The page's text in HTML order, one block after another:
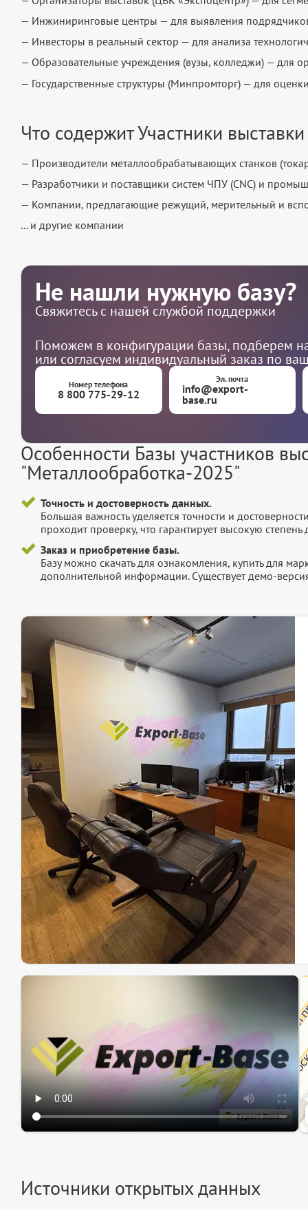
— Инжиниринговые центры — для выявления
— Инвесторы в реальный сектор — для анализа
— Образовательные учреждения (вузы, колледжи) — для
— Государственные структуры (Минпромторг) — для
Что содержит Участники
— Производители металлообрабатывающих станков
— Разработчики и поставщики систем ЧПУ (CNC) и
— Компании, предлагающие режущий, мерительный и
... и другие компании
Не нашли нужную базу?
Свяжитесь с нашей службой поддержки
Поможем в конфигурации базы, подберем
или согласуем индивидуальный заказ по
Номер телефона
8 800 775-29-12
Эл. почта
info@export-
base.ru
Особенности Базы участников
"Металлообработка-2025"
Точность и достоверность данных.
Большая важность уделяется точности и
проходит проверку, что гарантирует высокую
Заказ и приобретение базы.
Базу можно скачать для ознакомления, купить для
дополнительной информации. Существует демо-
Источники открытых данных